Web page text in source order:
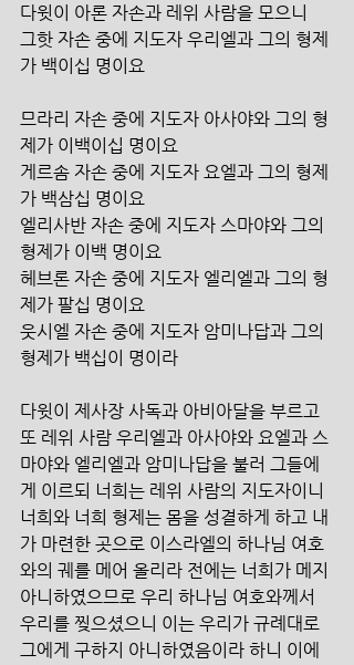
다윗이 아론 자손과 레위 사람을 모으니
그핫 자손 중에 지도자 우리엘과 그의 형제
가 백이십 명이요
므라리 자손 중에 지도자 아사야와 그의 형
제가 이백이십 명이요
게르솜 자손 중에 지도자 요엘과 그의 형제
가 백삼십 명이요
엘리사반 자손 중에 지도자 스마야와 그의
형제가 이백 명이요
헤브론 자손 중에 지도자 엘리엘과 그의 형
제가 팔십 명이요
웃시엘 자손 중에 지도자 암미나답과 그의
형제가 백십이 명이라
다윗이 제사장 사독과 아비아달을 부르고
또 레위 사람 우리엘과 아사야와 요엘과 스
마야와 엘리엘과 암미나답을 불러 그들에
게 이르되 너희는 레위 사람의 지도자이니
너희와 너희 형제는 몸을 성결하게 하고 내
가 마련한 곳으로 이스라엘의 하나님 여호
와의 궤를 메어 올리라 전에는 너희가 메지
아니하였으므로 우리 하나님 여호와께서
우리를 찢으셨으니 이는 우리가 규례대로
그에게 구하지 아니하였음이라 하니 이에